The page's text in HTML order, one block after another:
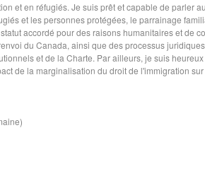
et en réfugiés. Je suis prêt et capable de parler
et les personnes protégées, le parrainage
accordé pour des raisons humanitaires et de
du Canada, ainsi que des processus
et de la Charte. Par ailleurs, je suis
de la marginalisation du droit de l'immigration